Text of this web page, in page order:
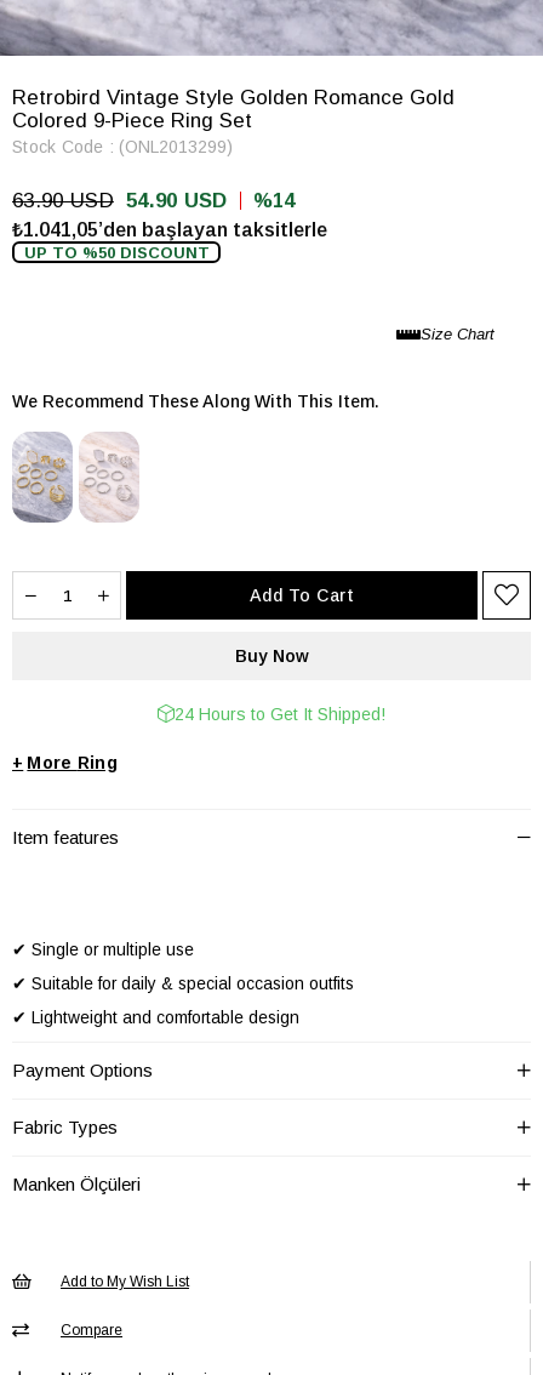
Retrobird Vintage Style Golden Romance Gold
Colored 9-Piece Ring Set
Stock Code (ONL2013299)
63.90 USD 54.90 USD
14
₺1.041,05’den başlayan taksitlerle
UP TO %50 DISCOUNT
We Recommend These Along With This Item.
24 Hours to Get It Shipped!
+ Ring
Item features
✔ Single or multiple use
✔ Suitable for daily & special occasion outfits
✔ Lightweight and comfortable design
• Our products are not covered by warranty.
• For long-lasting use, it is recommended to avoid contact with water,
• Due to hygiene regulations, returns and exchanges are not
Cinsiyet
Payment Options
Fabric Types
Manken Ölçüleri
Add to My Wish List
Compare